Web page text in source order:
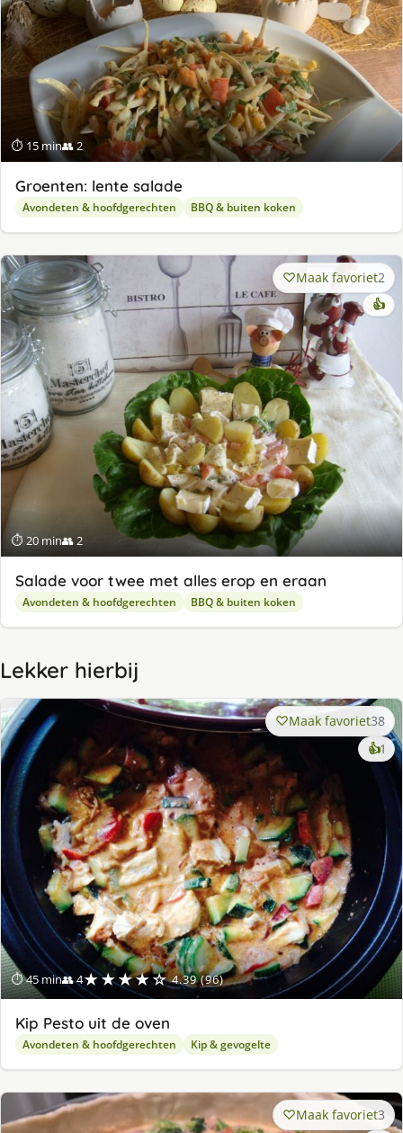
⏱ 15 min👥 2
Groenten: lente salade
Avondeten & hoofdgerechten BBQ & buiten koken
⏱ 20 min👥 2
Maak favoriet2
👍
Salade voor twee met alles erop en eraan
Avondeten & hoofdgerechten BBQ & buiten koken
Lekker hierbij
⏱ 45 min👥 4★★★★☆ 4.39 (96)
Maak favoriet38
👍1
Kip Pesto uit de oven
Avondeten & hoofdgerechten Kip & gevogelte
Maak favoriet3